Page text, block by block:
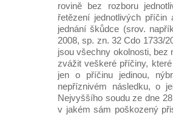
rovině bez rozboru
řetězení jednotlivých
jednání škůdce (srov.
2008, sp. zn. 32 Cdo 1733/
jsou všechny okolnosti, bez
zvážit veškeré příčiny,
jen o příčinu jedinou,
nepříznivém následku, o
Nejvyššího soudu ze dne
v jakém sám poškozený